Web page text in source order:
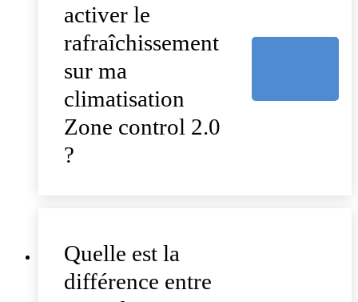
activer le
rafraîchissement
sur ma
climatisation
Zone control 2.0
?
Quelle est la
différence entre